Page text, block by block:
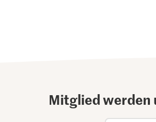
Mitglied werden